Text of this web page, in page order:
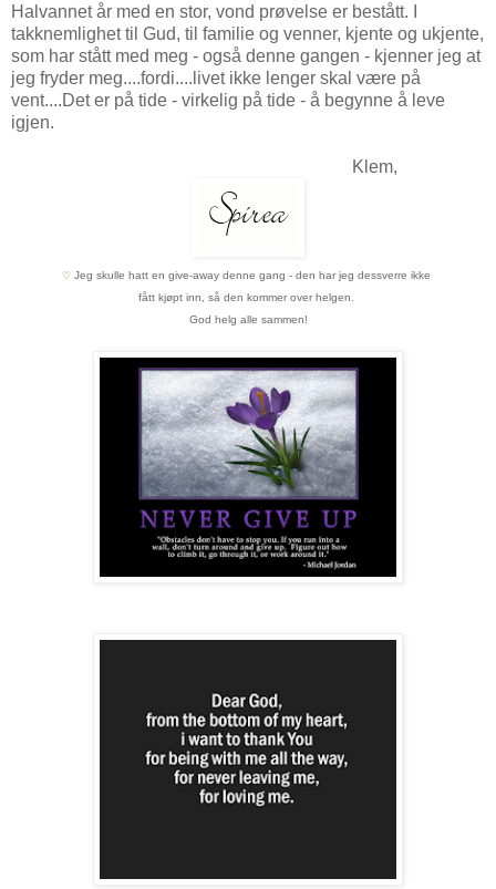
Halvannet år med en stor, vond prøvelse er bestått. I
takknemlighet til Gud, til familie og venner, kjente og ukjente,
som har stått med meg - også denne gangen - kjenner jeg at
jeg fryder meg....fordi....livet ikke lenger skal være på
vent....Det er på tide - virkelig på tide - å begynne å leve
igjen.
Klem,
♡ Jeg skulle hatt en give-away denne gang - den har jeg dessverre ikke
fått kjøpt inn, så den kommer over helgen.
God helg alle sammen!